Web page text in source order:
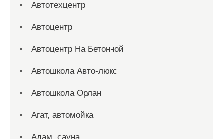
Автотехцентр
Автоцентр
Автоцентр На Бетонной
Автошкола Авто-люкс
Автошкола Орлан
Агат, автомойка
Адам, сауна